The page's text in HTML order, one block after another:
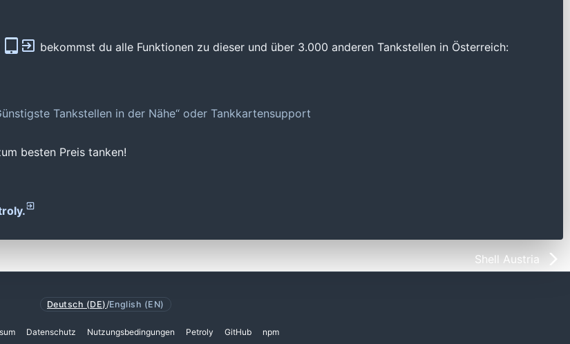
bekommst du alle Funktionen zu dieser und über 3.000 anderen Tankstellen in Österreich:
Tankstellen in der Nähe“ oder Tankkartensupport
besten Preis tanken!
Shell Austria
Deutsch (DE) /English (EN)
Datenschutz Nutzungsbedingungen Petroly GitHub npm